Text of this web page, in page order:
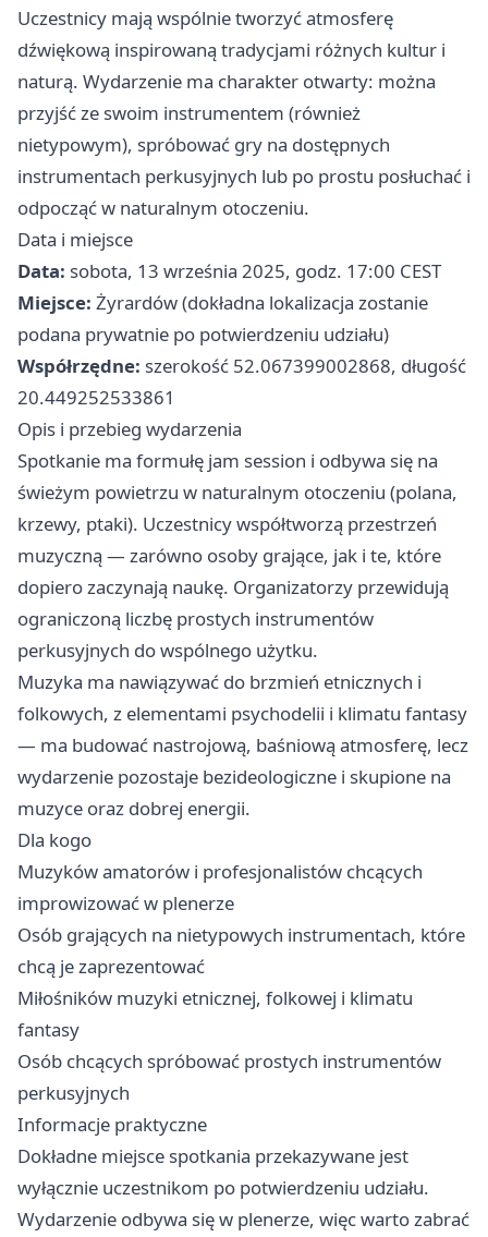
Uczestnicy mają wspólnie tworzyć atmosferę
dźwiękową inspirowaną tradycjami różnych kultur i
naturą. Wydarzenie ma charakter otwarty: można
przyjść ze swoim instrumentem (również
nietypowym), spróbować gry na dostępnych
instrumentach perkusyjnych lub po prostu posłuchać i
odpocząć w naturalnym otoczeniu.
Data i miejsce
Data: sobota, 13 września 2025, godz. 17:00 CEST
Miejsce: Żyrardów (dokładna lokalizacja zostanie
podana prywatnie po potwierdzeniu udziału)
Współrzędne: szerokość 52.067399002868, długość
20.449252533861
Opis i przebieg wydarzenia
Spotkanie ma formułę jam session i odbywa się na
świeżym powietrzu w naturalnym otoczeniu (polana,
krzewy, ptaki). Uczestnicy współtworzą przestrzeń
muzyczną — zarówno osoby grające, jak i te, które
dopiero zaczynają naukę. Organizatorzy przewidują
ograniczoną liczbę prostych instrumentów
perkusyjnych do wspólnego użytku.
Muzyka ma nawiązywać do brzmień etnicznych i
folkowych, z elementami psychodelii i klimatu fantasy
— ma budować nastrojową, baśniową atmosferę, lecz
wydarzenie pozostaje bezideologiczne i skupione na
muzyce oraz dobrej energii.
Dla kogo
Muzyków amatorów i profesjonalistów chcących
improwizować w plenerze
Osób grających na nietypowych instrumentach, które
chcą je zaprezentować
Miłośników muzyki etnicznej, folkowej i klimatu
fantasy
Osób chcących spróbować prostych instrumentów
perkusyjnych
Informacje praktyczne
Dokładne miejsce spotkania przekazywane jest
wyłącznie uczestnikom po potwierdzeniu udziału.
Wydarzenie odbywa się w plenerze, więc warto zabrać